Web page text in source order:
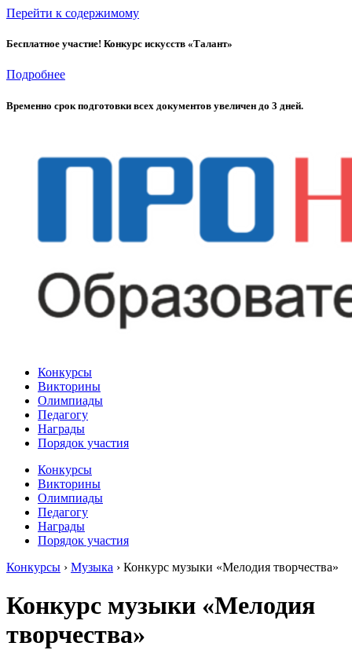
Перейти к содержимому
Бесплатное участие! Конкурс искусств «Талант»
Подробнее
Временно cрок подготовки всех документов увеличен до 3 дней.
Конкурсы
Викторины
Олимпиады
Педагогу
Награды
Порядок участия
Конкурсы
Викторины
Олимпиады
Педагогу
Награды
Порядок участия
Конкурсы › Музыка › Конкурс музыки «Мелодия творчества»
Конкурс музыки «Мелодия
творчества»